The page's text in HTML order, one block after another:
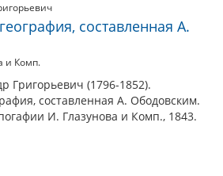
составленная А.
и Комп.
Григорьевич (1796-1852).
составленная А. Ободовским.
И. Глазунова и Комп., 1843.